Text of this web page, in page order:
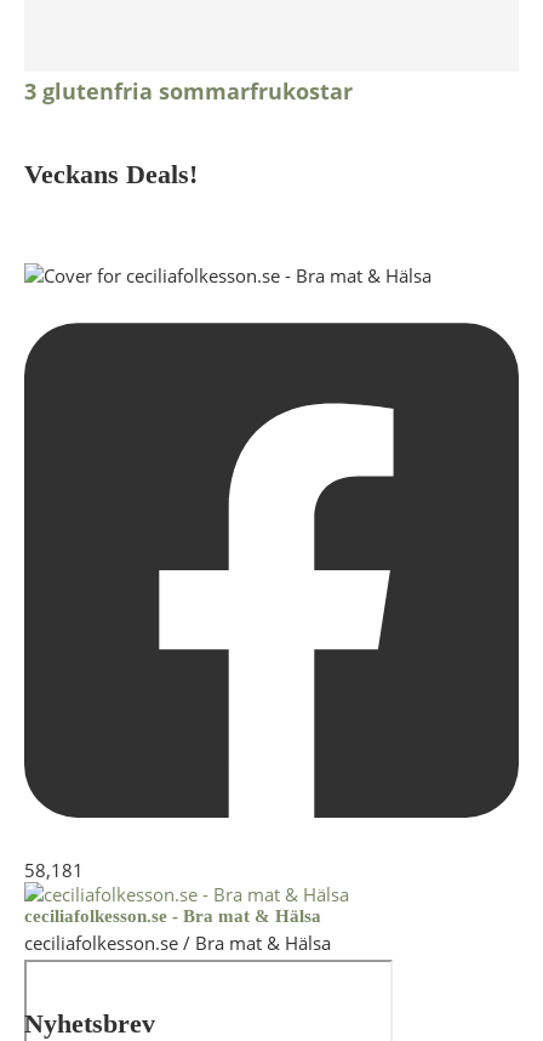
3 glutenfria sommarfrukostar
Veckans Deals!
58,181
ceciliafolkesson.se - Bra mat & Hälsa
ceciliafolkesson.se / Bra mat & Hälsa
Nyhetsbrev